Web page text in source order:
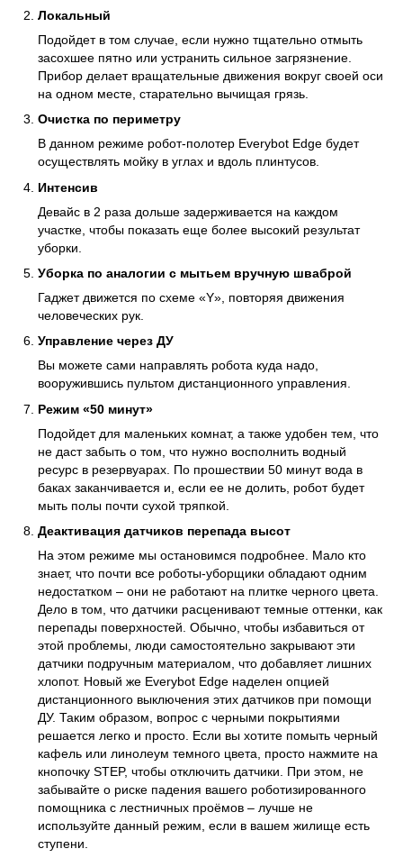
Локальный
Подойдет в том случае, если нужно тщательно отмыть
засохшее пятно или устранить сильное загрязнение.
Прибор делает вращательные движения вокруг своей оси
на одном месте, старательно вычищая грязь.
Очистка по периметру
В данном режиме робот-полотер Everybot Edge будет
осуществлять мойку в углах и вдоль плинтусов.
Интенсив
Девайс в 2 раза дольше задерживается на каждом
участке, чтобы показать еще более высокий результат
уборки.
Уборка по аналогии с мытьем вручную шваброй
Гаджет движется по схеме «Y», повторяя движения
человеческих рук.
Управление через ДУ
Вы можете сами направлять робота куда надо,
вооружившись пультом дистанционного управления.
Режим «50 минут»
Подойдет для маленьких комнат, а также удобен тем, что
не даст забыть о том, что нужно восполнить водный
ресурс в резервуарах. По прошествии 50 минут вода в
баках заканчивается и, если ее не долить, робот будет
мыть полы почти сухой тряпкой.
Деактивация датчиков перепада высот
На этом режиме мы остановимся подробнее. Мало кто
знает, что почти все роботы-уборщики обладают одним
недостатком – они не работают на плитке черного цвета.
Дело в том, что датчики расценивают темные оттенки, как
перепады поверхностей. Обычно, чтобы избавиться от
этой проблемы, люди самостоятельно закрывают эти
датчики подручным материалом, что добавляет лишних
хлопот. Новый же Everybot Edge наделен опцией
дистанционного выключения этих датчиков при помощи
ДУ. Таким образом, вопрос с черными покрытиями
решается легко и просто. Если вы хотите помыть черный
кафель или линолеум темного цвета, просто нажмите на
кнопочку STEP, чтобы отключить датчики. При этом, не
забывайте о риске падения вашего роботизированного
помощника с лестничных проёмов – лучше не
используйте данный режим, если в вашем жилище есть
ступени.